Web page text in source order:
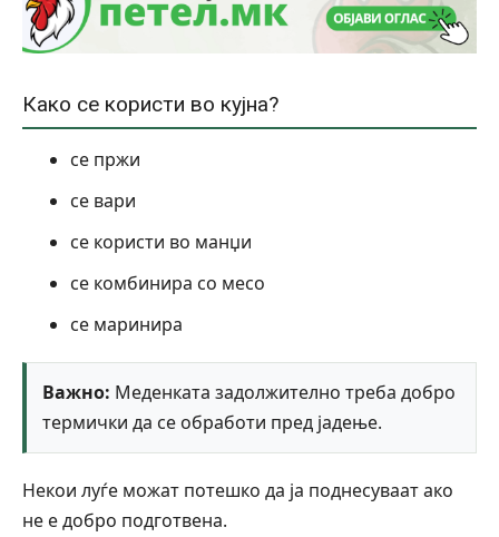
Како се користи во кујна?
се пржи
се вари
се користи во манџи
се комбинира со месо
се маринира
Важно: Меденката задолжително треба добро
термички да се обработи пред јадење.
Некои луѓе можат потешко да ја поднесуваат ако
не е добро подготвена.